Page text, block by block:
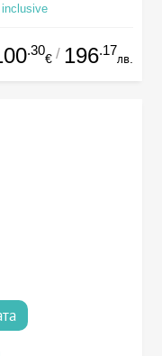
inclusive
.30
€ / 196.17
лв.